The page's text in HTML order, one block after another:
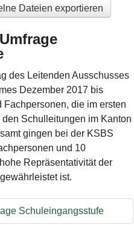
Dateien exportieren
des Leitenden Ausschusses
Dezember 2017 bis
die im ersten
Schulleitungen im Kanton
gingen bei der KSBS
und 10
Repräsentativität der
ist.
Schuleingangsstufe